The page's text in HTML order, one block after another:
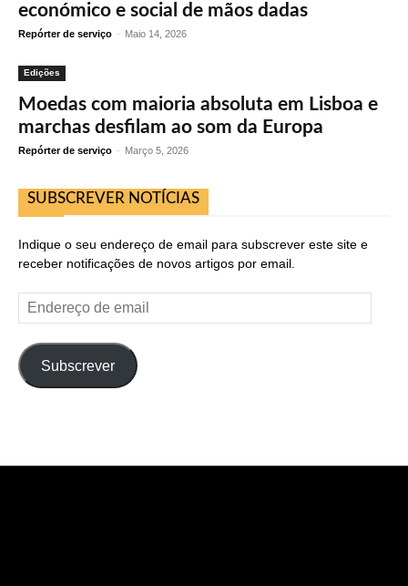
económico e social de mãos dadas
Repórter de serviço - Maio 14, 2026
Edições
Moedas com maioria absoluta em Lisboa e
marchas desfilam ao som da Europa
Repórter de serviço - Março 5, 2026
SUBSCREVER NOTÍCIAS
Indique o seu endereço de email para subscrever este site e
receber notificações de novos artigos por email.
Endereço
de
email
Subscrever